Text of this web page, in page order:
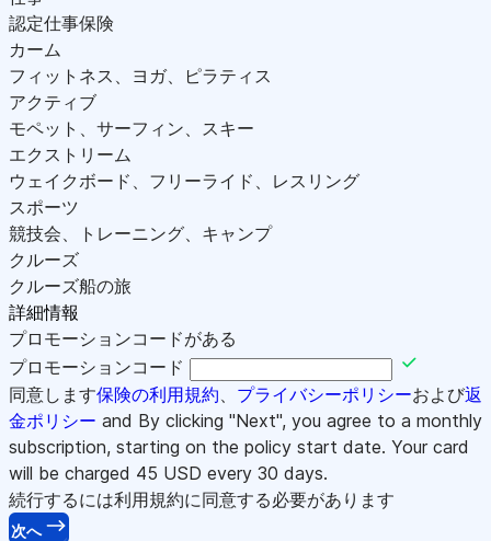
認定仕事保険
カーム
フィットネス、ヨガ、ピラティス
アクティブ
モペット、サーフィン、スキー
エクストリーム
ウェイクボード、フリーライド、レスリング
スポーツ
競技会、トレーニング、キャンプ
クルーズ
クルーズ船の旅
詳細情報
プロモーションコードがある
プロモーションコード
同意します保険の利用規約 プライバシーポリシーおよび返
金ポリシー and By clicking "Next", you agree to a monthly
subscription, starting on the policy start date. Your card
will be charged 45 USD every 30 days.
続行するには利用規約に同意する必要があります
次へ